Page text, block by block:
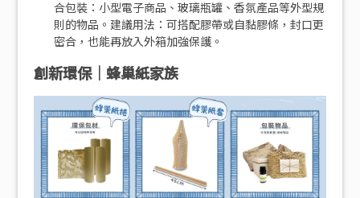
合包裝：小型電子商品、玻璃瓶罐、香氛產品等外型規
則的物品。建議用法：可搭配膠帶或自黏膠條，封口更
密合，也能再放入外箱加強保護。
創新環保｜蜂巢紙家族